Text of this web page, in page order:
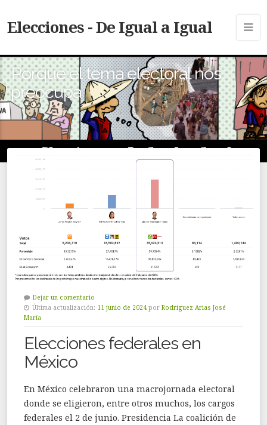
Elecciones - De Igual a Igual
Porque el tema electoral nos
preocupa
Dejar un comentario
Última actualización: 11 junio de 2024 por Rodríguez Arias José
María
Elecciones federales en
México
En México celebraron una macrojornada electoral
donde se eligieron, entre otros muchos, los cargos
federales el 2 de junio. Presidencia La coalición de